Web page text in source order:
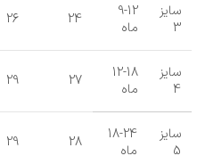
سایز
3
9-12
ماه
24
26
سایز
4
12-18
ماه
27
29
سایز
5
18-24
ماه
28
29